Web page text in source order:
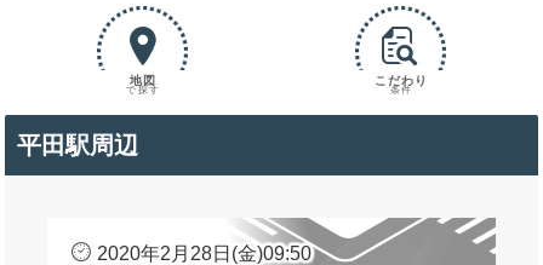
地図
で探す
こだわり
条件
平田駅周辺
2020年2月28日(金)09:50